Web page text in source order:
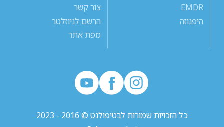
EMDR
היפנוזה
צור קשר
הרשם לניוזלטר
מפת אתר
כל הזכויות שמורות לבטיפולנט © 2016 - 2023